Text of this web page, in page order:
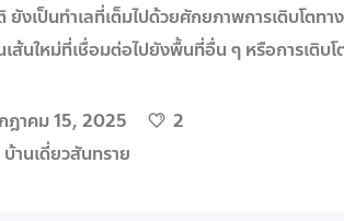
งเป็นทำเลที่เต็มไปด้วยศักยภาพการเติบโตท
เส้นใหม่ที่เชื่อมต่อไปยังพื้นที่อื่น ๆ หรือการเติ
ฎาคม 15, 2025
2
บ้านเดี่ยวสันทราย